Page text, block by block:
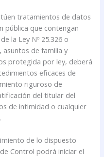
tratamientos de datos
pública que contengan
la Ley Nº 25.326 o
asuntos de familia y
protegida por ley, deberá
eficaces de
riguroso de
del titular del
de intimidad o cualquier
de lo dispuesto
Control podrá iniciar el